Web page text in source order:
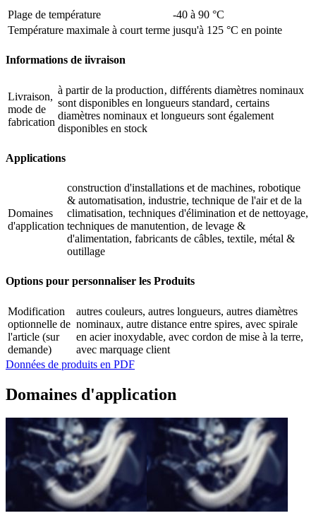
Plage de température
-40 à 90 °C
Température maximale à court terme jusqu'à 125 °C en pointe
Informations de iivraison
Livraison,
mode de
fabrication
à partir de la production‚ différents diamètres nominaux
sont disponibles en longueurs standard‚ certains
diamètres nominaux et longueurs sont également
disponibles en stock
Applications
Domaines
d'application
construction d'installations et de machines, robotique
& automatisation, industrie, technique de l'air et de la
climatisation, techniques d'élimination et de nettoyage,
techniques de manutention‚ de levage &
d'alimentation, fabricants de câbles, textile, métal &
outillage
Options pour personnaliser les Produits
Modification
optionnelle de
l'article (sur
demande)
autres couleurs, autres longueurs, autres diamètres
nominaux, autre distance entre spires, avec spirale
en acier inoxydable, avec cordon de mise à la terre,
avec marquage client
Données de produits en PDF
Domaines d'application